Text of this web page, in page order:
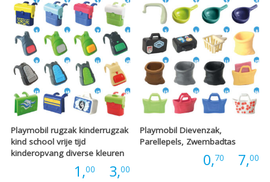
Playmobil rugzak kinderrugzak
kind school vrije tijd
kinderopvang diverse kleuren
1,00 3,00Prijsklasse:
Playmobil Dievenzak,
Parellepels, Zwembadtas
0,70 7,00